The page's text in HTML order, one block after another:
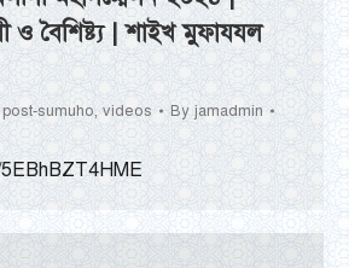
ও বৈশিষ্ট্য | শাইখ মুফাযযল
post-sumuho, videos By jamadmin